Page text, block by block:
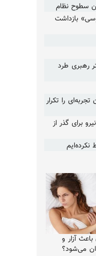
سطوح نظام
بازداشت
رهبری طرد
را تکرار
برای گذر از
باعث آزار و
می‌شود؟